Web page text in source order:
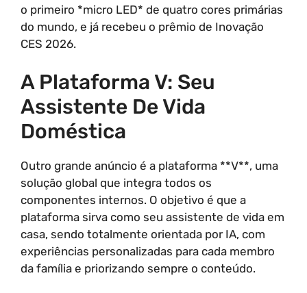
o primeiro *micro LED* de quatro cores primárias
do mundo, e já recebeu o prêmio de Inovação
CES 2026.
A Plataforma V: Seu
Assistente De Vida
Doméstica
Outro grande anúncio é a plataforma **V**, uma
solução global que integra todos os
componentes internos. O objetivo é que a
plataforma sirva como seu assistente de vida em
casa, sendo totalmente orientada por IA, com
experiências personalizadas para cada membro
da família e priorizando sempre o conteúdo.